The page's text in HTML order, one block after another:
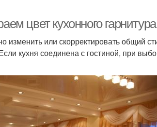
цвет кухонного гарнитура
изменить или скорректировать общий
кухня соединена с гостиной, при